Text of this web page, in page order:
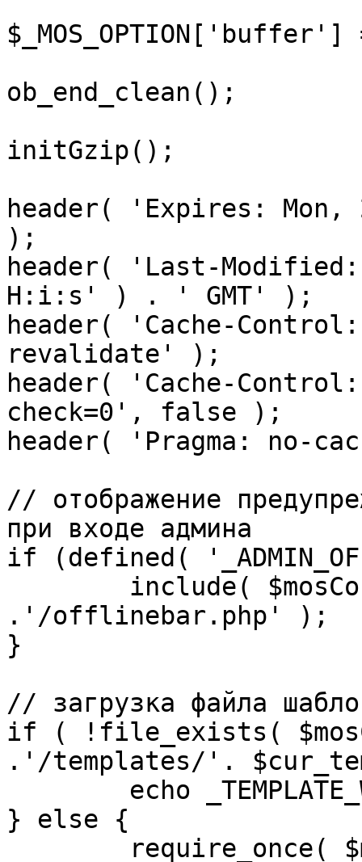
ob_end_clean();
initGzip();
header( 'Expires: Mon,
);
header( 'Last-
H:i:s' ) . ' GMT' );
header( 'Cache-
revalidate' );
header( 'Cache-
check=0', false );
header( 'Pragma: no-
// отображение
при входе админа
if (defined(
.'/offlinebar.php' );
}
// загрузка файла
if ( !file_exists(
.'/templates/'.
} else {